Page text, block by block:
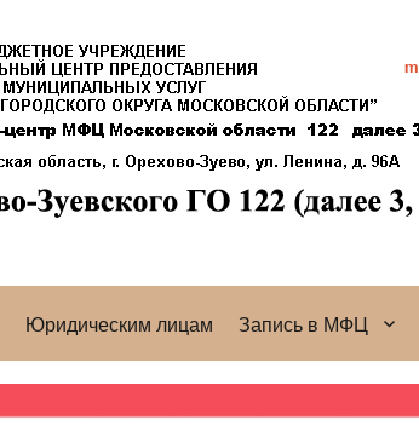
Юридическим лицам Запись в МФЦ